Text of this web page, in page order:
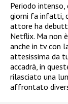
Periodo intenso,
giorni fa infatti,
attore ha
Netflix. Ma non
anche in tv con
attesissima da
accadrà, in
rilasciato una
affrontato